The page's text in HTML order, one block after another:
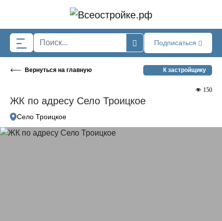
Подписаться
Вернуться на главную К застройщику
ЖК по адресу Село Троицкое
150
Село Троицкое